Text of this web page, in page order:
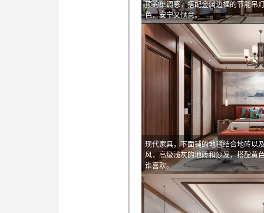
顶的单调感，搭配金属边框的节能吊
色，安宁又惬意。
现代家具，下面铺的地毯结合地砖以
风，高级浅灰的地砖和沙发，搭配黄
谁喜欢。